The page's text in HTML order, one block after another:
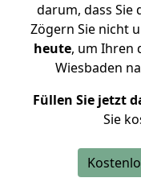
darum, dass Sie
Zögern Sie nicht
heute, um Ihren
Wiesbaden
Füllen Sie jetzt
Sie